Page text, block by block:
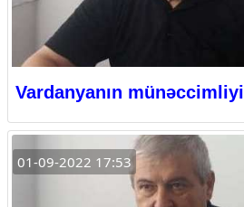
Vardanyanın münəccimliyi
01-09-2022 17:53